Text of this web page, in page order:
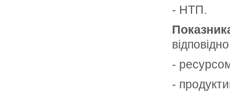
- НТП.
-
-